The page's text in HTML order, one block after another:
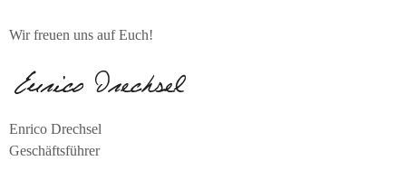
Wir freuen uns auf Euch!
Enrico Drechsel
Geschäftsführer